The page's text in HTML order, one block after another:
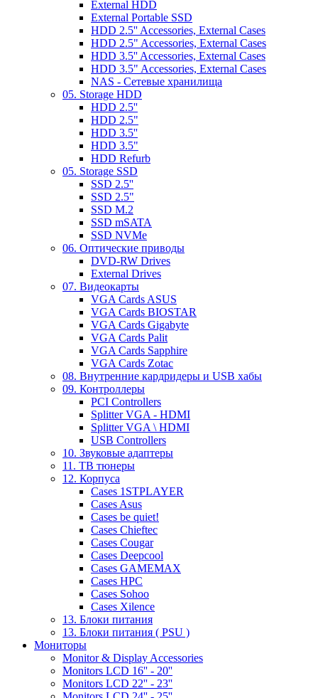
External HDD
External Portable SSD
HDD 2.5'' Accessories, External Cases
HDD 2.5" Accessories, External Cases
HDD 3.5'' Accessories, External Cases
HDD 3.5" Accessories, External Cases
NAS - Сетевые хранилища
05. Storage HDD
HDD 2.5''
HDD 2.5"
HDD 3.5''
HDD 3.5"
HDD Refurb
05. Storage SSD
SSD 2.5''
SSD 2.5"
SSD M.2
SSD mSATA
SSD NVMe
06. Оптические приводы
DVD-RW Drives
External Drives
07. Видеокарты
VGA Cards ASUS
VGA Cards BIOSTAR
VGA Cards Gigabyte
VGA Cards Palit
VGA Cards Sapphire
VGA Cards Zotac
08. Внутренние кардридеры и USB хабы
09. Контроллеры
PCI Controllers
Splitter VGA - HDMI
Splitter VGA \ HDMI
USB Controllers
10. Звуковые адаптеры
11. ТВ тюнеры
12. Корпуса
Cases 1STPLAYER
Cases Asus
Cases be quiet!
Cases Chieftec
Cases Cougar
Cases Deepcool
Cases GAMEMAX
Cases HPC
Cases Sohoo
Cases Xilence
13. Блоки питания
13. Блоки питания ( PSU )
Мониторы
Monitor & Display Accessories
Monitors LCD 16'' - 20''
Monitors LCD 22'' - 23''